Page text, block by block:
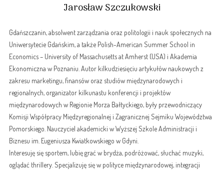
Jarosław Szczukowski
Gdańszczanin, absolwent zarządzania oraz politologii i nauk społecznych na
Uniwersytecie Gdańskim, a także Polish-American Summer School in
Economics – University of Massachusetts at Amherst (USA) i Akademia
Ekonomiczna w Poznaniu. Autor kilkudziesięciu artykułów naukowych z
zakresu marketingu, finansów oraz studiów międzynarodowych i
regionalnych, organizator kilkunastu konferencji i projektów
międzynarodowych w Regionie Morza Bałtyckiego, były przewodniczący
Komisji Współpracy Międzyregionalnej i Zagranicznej Sejmiku Województwa
Pomorskiego. Nauczyciel akademicki w Wyższej Szkole Administracji i
Biznesu im. Eugeniusza Kwiatkowskiego w Gdyni.
Interesuję się sportem, lubię grać w brydża, podróżować, słuchać muzyki,
oglądać thrillery. Specjalizuję się w polityce międzynarodowej, integracji